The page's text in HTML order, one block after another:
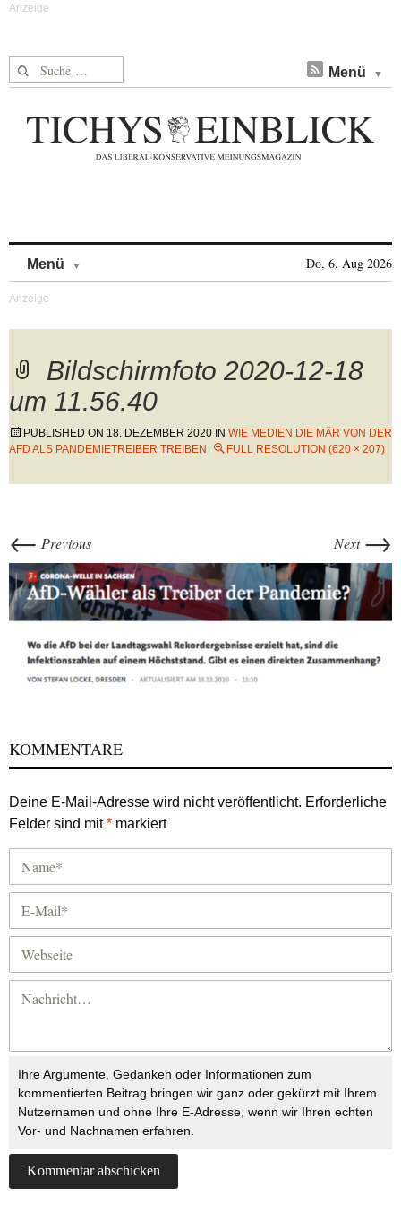
Suche nach: Menü
Menü Do, 6. Aug 2026
Bildschirmfoto 2020-12-18
um 11.56.40
PUBLISHED ON 18. DEZEMBER 2020 IN WIE MEDIEN DIE MÄR VON DER
AFD ALS PANDEMIETREIBER TREIBEN
FULL RESOLUTION (620 × 207)
← Previous Next →
KOMMENTARE
Deine E-Mail-Adresse wird nicht veröffentlicht. Erforderliche
Felder sind mit* markiert
Ihre Argumente, Gedanken oder Informationen zum
kommentierten Beitrag bringen wir ganz oder gekürzt mit Ihrem
Nutzernamen und ohne Ihre E-Adresse, wenn wir Ihren echten
Vor- und Nachnamen erfahren.